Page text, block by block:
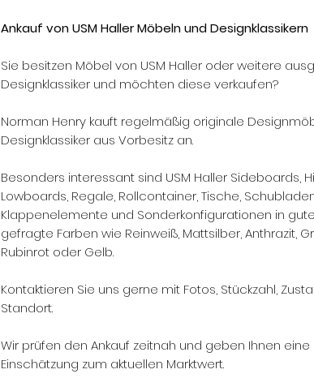
Ankauf von USM Haller Möbeln und Designklassikern
Sie besitzen Möbel von USM Haller oder weitere
Designklassiker und möchten diese verkaufen?
Norman Henry kauft regelmäßig originale
Designklassiker aus Vorbesitz an.
Besonders interessant sind USM Haller Sideboards,
Lowboards, Regale, Rollcontainer, Tische,
Klappenelemente und Sonderkonfigurationen in
gefragte Farben wie Reinweiß, Mattsilber, Anthrazit,
Rubinrot oder Gelb.
Kontaktieren Sie uns gerne mit Fotos, Stückzahl,
Standort.
Wir prüfen den Ankauf zeitnah und geben Ihnen
Einschätzung zum aktuellen Marktwert.